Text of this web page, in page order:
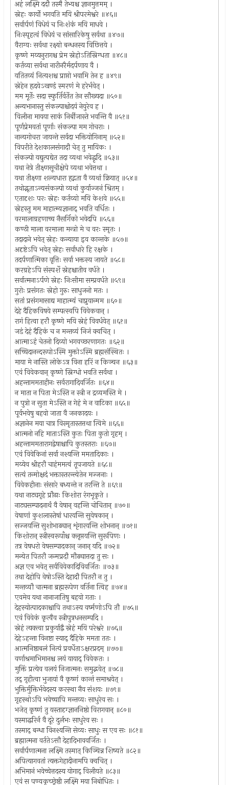
अहं लक्ष्मि ददौ तस्मै तेभ्यश्च ज्ञानमुत्तमम् ।
स्नेहः कार्यो भगवति मयि श्रीपरमेश्वरे ॥४६॥
सर्वार्पणं विधेयं च निःशंकं मयि माधवे ।
निःस्पृहत्वं विधेयं च सांसारिकेषु सर्वथा ॥४७॥
वैराग्यः सर्वथा रक्ष्यो बन्धनस्य विछित्तये ।
कृष्णे मय्यनुरागश्च प्रेम स्नेहोऽतिस्निग्धता ॥४८॥
कर्तव्या सर्वथा नारीनरैर्मदर्पणाय वै ।
यतितव्यं नित्यशश्च प्राप्तो भवामि तेन ह ॥४९॥
स्नेहेन हृदयेऽखण्डं स्मरणं मे हरेर्भवेत् ।
मम मूर्तेः सदा स्फुर्तिर्वर्तेत तेन सौख्यदा ॥५०॥
अन्यभानास्तु संकल्पाश्चोदयं नेयुरेव ह ।
विलीना मायया साकं निर्बीजास्ते भवन्ति वै ॥५१॥
पूर्णप्रेमवतां पूर्णाः संकल्पा मम गोचराः ।
नान्यगोचरा जायन्ते सर्वदा भक्तियोगिनाम् ॥५२॥
विपरीते देशकालसंगादौ चेत् तु मायिकः ।
संकल्पो यद्युत्पद्येत तदा व्यथा भवेद्धृदि ॥५३॥
यथा नेत्रे तीक्ष्णसूचीक्षेपे व्यथा भवेत्तथा ।
यथा तीक्ष्णा शल्यधारा हृद्गता वै व्यथां क्रियात् ॥५४॥
तथोद्भूताऽन्यसंकल्पो व्यथां कुर्याज्जनं श्रितम् ।
एतादृशः परः स्नेहः कर्तव्यो मयि केशवे ॥५५॥
स्नेहस्तु मम माहात्म्यज्ञानाद् भवति वर्धितः ।
वरमालाग्रहणाच्च नैसर्गिको भवेदपि ॥५६॥
कण्ठी माला वरमाला मन्त्रो मे च वरः स्मृतः ।
तदादाने भवेत् स्नेहः कन्याया इव कान्तके ॥५७॥
अदृष्टेऽपि भवेत् स्नेहः सर्वाधारे हि रक्षके ।
तदर्पणात्मिका वृत्तिः सर्वा भक्तस्य जायते ॥५८॥
करग्रहेऽपि संस्पर्शे स्नेहश्चातीव वर्धते ।
सर्वात्मनाऽर्पणे स्नेहः निःसीमा सम्प्रवर्धते ॥५९॥
गुरोः प्रसंगतः स्नेहो गुरुः साधुजनो मतः ।
सतां प्रसंगमासाद्य माहात्म्यं चाप्नुयान्मम ॥६०॥
देहे दैहिकविषये सम्पत्स्वपि विवेकवान् ।
रागं हित्वा हरौ कृष्णे मयि स्नेहं विवर्धयेत् ॥६१॥
जडं देहं दैहिकं च न मन्तव्यं निजं क्वचित् ।
आत्माऽहं चेतनो दिव्यो भगवच्छरणागतः ॥६२॥
सच्चिदानन्दरूपोऽस्मि मुक्तोऽस्मि ब्रह्मसंस्थितः ।
माया मे नास्ति लोकेऽत्र विना हरिं न किञ्चन ॥६३॥
एवं विवेकवान् कृष्णे स्निग्धो भवति सर्वथा ।
अहन्ताममताहीनः सर्वरागादिवर्जितः ॥६४॥
न माता न पिता मेऽस्ति न स्त्री न द्रव्यमस्ति मे ।
न पुत्रो न सुता मेऽस्ति न गेहं मे न वाटिका ॥६५॥
पूर्वभवेषु बहवो जाता वै जनकादयः ।
अज्ञानेन मया चात्र विस्मृतास्तत्तथा त्विमे ॥६६॥
आत्मनो नहि माताऽस्ति कुतः पिता कुतो गृहम् ।
अहन्ताममतारागद्वेषाश्चापि कुतस्तराः ॥६७॥
एवं विवेकिनां सर्वा नश्यन्ति ममतादिकाः ।
मय्येव श्रीहरौ चाहंममत्वं तूपजायते ॥६८॥
सत्यं तन्मोक्षदं भक्तास्तरन्त्येतेन मज्जनाः ।
विवेकहीनाः संसारे बध्यन्ते न तरन्ति ते ॥६९॥
यथा नाट्यगृहे प्रौढाः किशोरा रंगभूकृते ।
नाट्यसम्पादनार्थं वै वेषान् वहन्ति चोचितान् ॥७०॥
वेषाणां कुशलास्तेषां धारयन्ति सुवेषकान् ।
सज्जयन्ति सुशोभाढ्यान् शृंगारयन्ति शोभनान् ॥७१॥
किशोरान् स्त्रीस्वरूपाँश्च क्लृप्तयन्ति सुरूपिणः ।
तत्र वेषधरो वेषसम्पादकान् जनान् यदि ॥७२॥
मन्येत पितरौ जन्मप्रदौ मौढ्यात्तदा तु सः ।
अज्ञ एव भवेत् सर्वविवेकादिविवर्जितः ॥७३॥
तथा देहोपि वेषोऽस्ति देहादौ पितरौ न तु ।
मन्तव्यौ चात्मना ब्रह्मरूपेण वर्तिना त्विह ॥७४॥
एवमेव यथा नानाजातिषु बहवो गताः ।
देहस्योत्पादकाश्चापि तथाऽस्य वर्ष्मणोऽपि तौ ॥७५॥
एवं विवेकं कृत्वैव स्त्रीपुत्रधनसम्पदि ।
स्नेहं त्यक्त्वा प्रकुर्याद्वै स्नेहं मयि परेश्वरे ॥७६॥
देहेऽहन्ता विनष्टा स्याद् दैहिके ममता ततः ।
आत्मनिष्ठाबलं नित्यं प्रवर्धेताऽक्षरप्रदम् ॥७७॥
वर्णाश्रमाभिमानश्च लयं यायाद् विवेकतः ।
मुक्तिं प्रत्येव वलयं निजात्मनः समुद्भवेत् ॥७८॥
तद् गृहीत्वा भुजायां वै कृष्णं कान्तं समाश्रयेत् ।
भुक्तिर्मुक्तिर्भवेदस्य करस्था नैव संशयः ॥७९॥
गृहस्थोऽपि भवेच्चापि मन्तव्यः साधुरेव सः ।
भजेत् कृष्णं तु यस्तादृग्ज्ञाननिष्ठो विरागवान् ॥८०॥
यस्माद्धरिर्न वै दूरे दुर्लभः साधुरेव सः ।
तस्माद् बन्धा विनश्यन्ति सेव्यः साधुः स एव सः ॥८१॥
ब्रह्मात्मना वर्ततेऽसौ देहादिभाववर्जितः ।
सर्वार्पणात्मना लक्ष्मि तस्मात् किञ्चिन्न शिष्यते ॥८२॥
अपित्यागवतां त्यक्तगेहादीनामपि क्वचित् ।
अभिमानं भवेच्चेत्तदस्य योगाद् विलीयते ॥८३॥
एवं स पण्यकृच्छ्रेष्ठी लक्ष्मि मया निबोधितः ।